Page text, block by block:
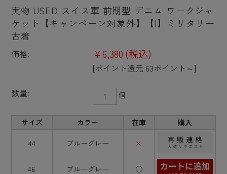
実物 USED スイス軍 前期型 デニム ワークジャ
ケット【キャンペーン対象外】【I】ミリタリー
古着
価格: ¥6,380 (税込)
[ポイント還元 63ポイント～]
数量: 個
サイズ カラー 在庫 購入
44 ブルーグレー ×
46 ブルーグレー ○